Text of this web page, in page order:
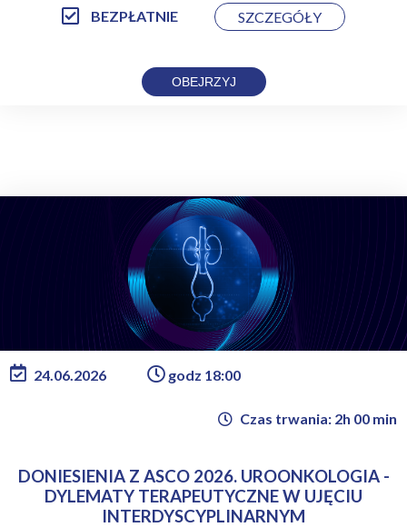
BEZPŁATNIE SZCZEGÓŁY
OBEJRZYJ
24.06.2026 godz 18:00
Czas trwania: 2h 00 min
DONIESIENIA Z ASCO 2026. UROONKOLOGIA -
DYLEMATY TERAPEUTYCZNE W UJĘCIU
INTERDYSCYPLINARNYM